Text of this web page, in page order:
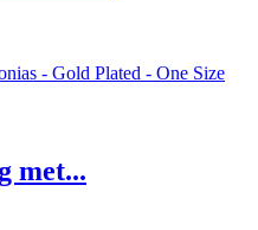
met...